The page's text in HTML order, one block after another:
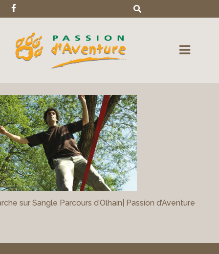
sur Sangle Parcours d’Olhain| Passion d’Aventure